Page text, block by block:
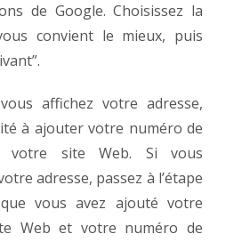
de Google. Choisissez la
convient le mieux, puis
affichez votre adresse,
à ajouter votre numéro de
votre site Web. Si vous
adresse, passez à l’étape
vous avez ajouté votre
Web et votre numéro de